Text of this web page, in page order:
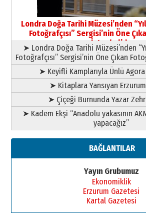
Yusuf POLAT
Şampiyonluk Sebahattin
yazar
11 Mayıs 2026 Pazartesi
Londra Doğa Tarihi Müzesi’nden
Fotoğrafçısı” Sergisi’nin Öne
İstanbul’da
➤ Londra Doğa Tarihi Müzesi’nden
Fotoğrafçısı” Sergisi’nin Öne Çıkan
➤ Keyifli Kamplarıyla Ünlü
➤ Kitaplara Yansıyan
➤ Çiçeği Burnunda Yazar
➤ Kadem Ekşi “Anadolu yakasının
yapacağız”
BAĞLANTILAR
Yayın Grubumuz
Ekonomiklik
Erzurum Gazetesi
Kartal Gazetesi